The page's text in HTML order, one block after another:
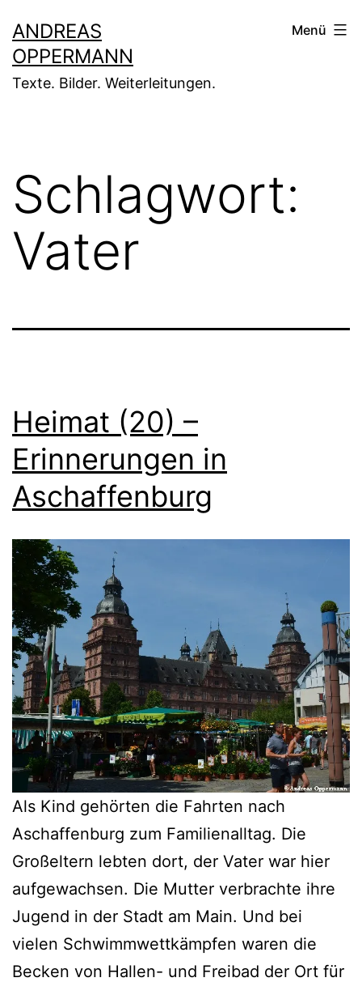
Inhalt
springen
ANDREAS
OPPERMANN
Texte. Bilder. Weiterleitungen.
Menü
Schlagwort:
Vater
Heimat (20) –
Erinnerungen in
Aschaffenburg
Als Kind gehörten die Fahrten nach
Aschaffenburg zum Familienalltag. Die
Großeltern lebten dort, der Vater war hier
aufgewachsen. Die Mutter verbrachte ihre
Jugend in der Stadt am Main. Und bei
vielen Schwimmwettkämpfen waren die
Becken von Hallen- und Freibad der Ort für